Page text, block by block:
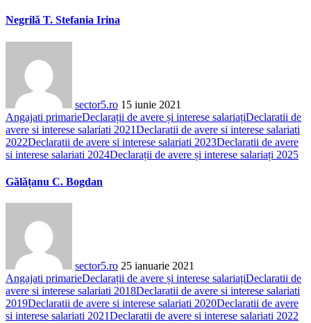
Negrilă T. Stefania Irina
sector5.ro 15 iunie 2021
Angajati primarieDeclarații de avere și interese salariațiDeclaratii de
avere si interese salariati 2021Declaratii de avere si interese salariati
2022Declaratii de avere si interese salariati 2023Declaratii de avere
si interese salariati 2024Declarații de avere și interese salariați 2025
Gălățanu C. Bogdan
sector5.ro 25 ianuarie 2021
Angajati primarieDeclarații de avere și interese salariațiDeclaratii de
avere si interese salariati 2018Declaratii de avere si interese salariati
2019Declaratii de avere si interese salariati 2020Declaratii de avere
si interese salariati 2021Declaratii de avere si interese salariati 2022